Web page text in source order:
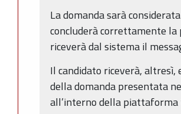
La domanda sarà
concluderà correttamente la
riceverà dal sistema il
Il candidato riceverà,
della domanda presentata
all’interno della